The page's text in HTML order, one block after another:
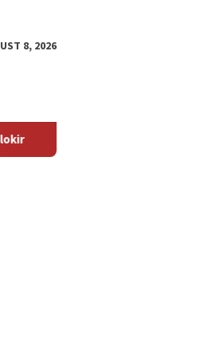
8, 2026
Panduan untuk Mengaktifkan